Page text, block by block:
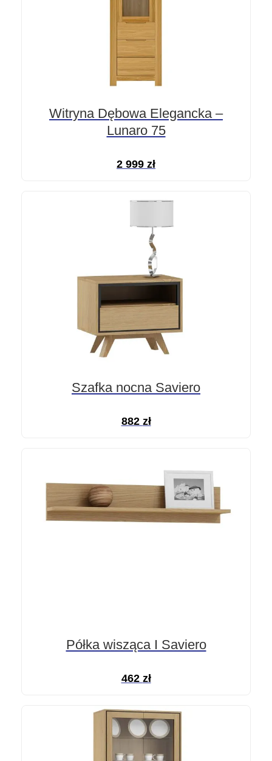
Witryna Dębowa Elegancka –
Lunaro 75
2 999 zł
Szafka nocna Saviero
882 zł
Półka wisząca I Saviero
462 zł